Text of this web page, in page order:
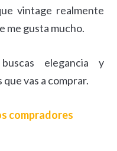
vintage realmente
me gusta mucho.
elegancia y
que vas a comprar.
compradores